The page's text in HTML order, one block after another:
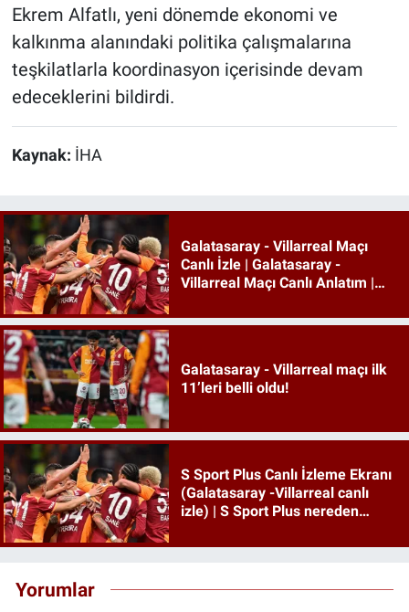
Ekrem Alfatlı, yeni dönemde ekonomi ve
kalkınma alanındaki politika çalışmalarına
teşkilatlarla koordinasyon içerisinde devam
edeceklerini bildirdi.
Kaynak: İHA
Galatasaray - Villarreal Maçı
Canlı İzle | Galatasaray -
Villarreal Maçı Canlı Anlatım |
Galatasaray - Villarreal maçı ilk
11’leri belli oldu!
S Sport Plus Canlı İzleme Ekranı
(Galatasaray -Villarreal canlı
izle) | S Sport Plus nereden
Yorumlar